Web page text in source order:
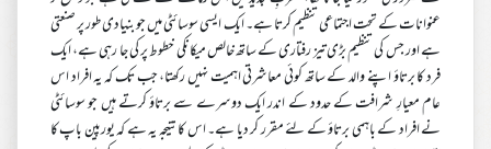
عنوانات کے تحت اجتماعی تنظیم کرتا ہے۔ ایک ایسی سوسائٹی میں جو بنیادی طور پر صنعتی
ہے اور جس کی تنظیم بڑی تیز رفتاری کے ساتھ خالص میکانکی خطوط پر کی جا رہی ہے، ایک
فرد کا برتاؤ اپنے والد کے ساتھ کوئی معاشرتی اہمیت نہیں رکھتا، جب تک کہ یہ افراد اس
عام معیارِ شرافت کے حدود کے اندر ایک دوسرے سے برتاؤ کرتے ہیں جو سوسائٹی
نے افراد کے باہمی برتاؤ کے لئے مقرر کر دیا ہے۔ اس کا نتیجہ یہ ہے کہ یورپین باپ کا